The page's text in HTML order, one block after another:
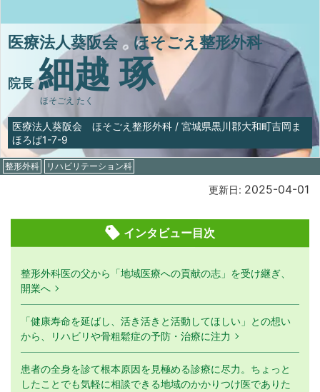
医療法人葵阪会 ほそごえ整形外科
院長 細越 琢
ほそごえ たく
医療法人葵阪会 ほそごえ整形外科 / 宮城県黒川郡大和町吉岡ま
ほろば1-7-9
整形外科 リハビリテーション科
更新日: 2025-04-01
インタビュー目次
整形外科医の父から「地域医療への貢献の志」を受け継ぎ、
開業へ
「健康寿命を延ばし、活き活きと活動してほしい」との想い
から、リハビリや骨粗鬆症の予防・治療に注力
患者の全身を診て根本原因を見極める診療に尽力。ちょっと
したことでも気軽に相談できる地域のかかりつけ医でありた